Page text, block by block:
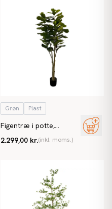
Grøn Plast
Figentræ i potte,
kunstig plante
2.299,00 kr.(inkl. moms.)